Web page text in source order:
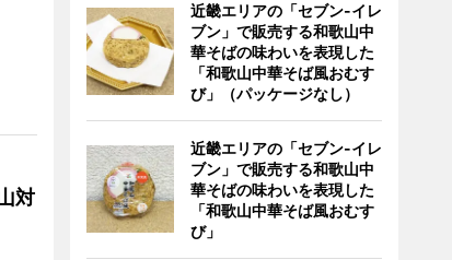
対
近畿エリアの「セブン-イレ
ブン」で販売する和歌山中
華そばの味わいを表現した
「和歌山中華そば風おむす
び」（パッケージなし）
近畿エリアの「セブン-イレ
ブン」で販売する和歌山中
華そばの味わいを表現した
「和歌山中華そば風おむす
び」